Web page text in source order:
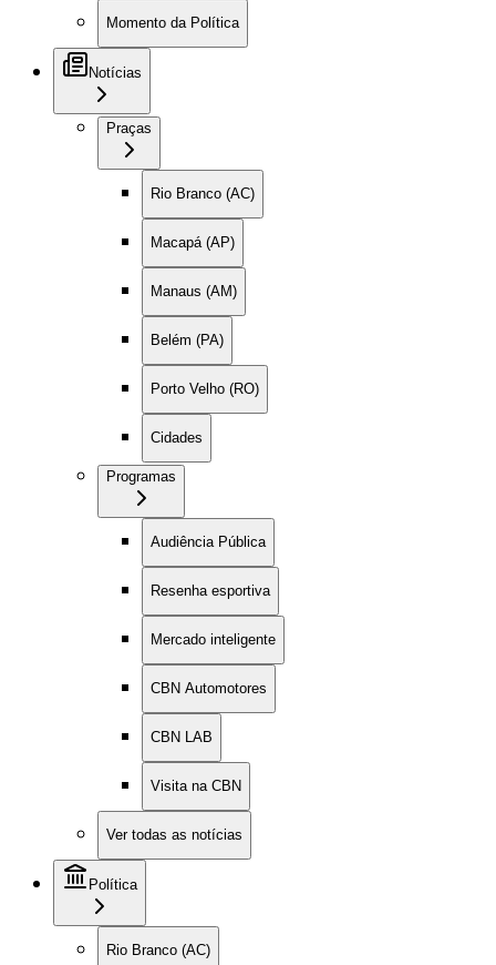
Momento da Política
Notícias
Praças
Rio Branco (AC)
Macapá (AP)
Manaus (AM)
Belém (PA)
Porto Velho (RO)
Cidades
Programas
Audiência Pública
Resenha esportiva
Mercado inteligente
CBN Automotores
CBN LAB
Visita na CBN
Ver todas as notícias
Política
Rio Branco (AC)